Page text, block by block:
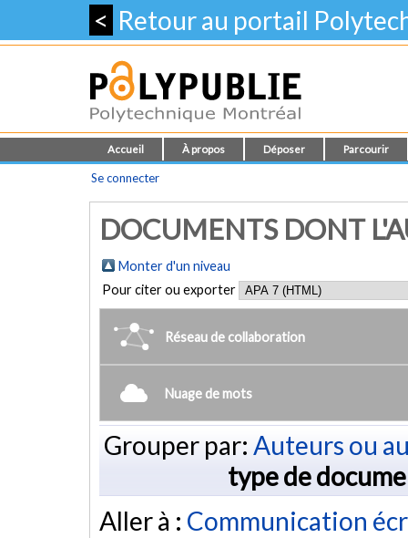
< Retour au portail
Accueil À propos Déposer Parcourir
Se connecter
DOCUMENTS DONT
Monter d'un niveau
Pour citer ou exporter
Réseau de collaboration
Nuage de mots
Grouper par: Auteurs ou
type de
Aller à : Communication